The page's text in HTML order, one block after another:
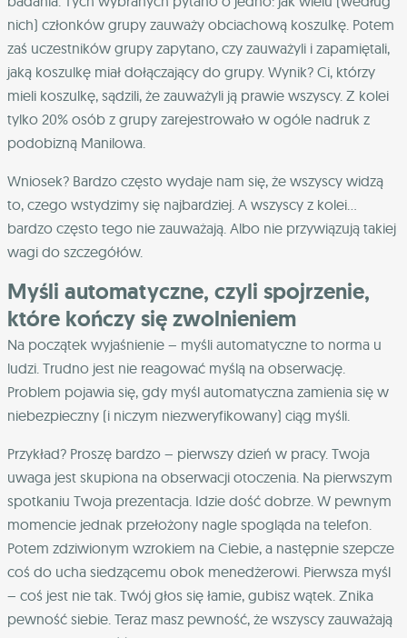
nich) członków grupy zauważy obciachową koszulkę. Potem
zaś uczestników grupy zapytano, czy zauważyli i zapamiętali,
jaką koszulkę miał dołączający do grupy. Wynik? Ci, którzy
mieli koszulkę, sądzili, że zauważyli ją prawie wszyscy. Z kolei
tylko 20% osób z grupy zarejestrowało w ogóle nadruk z
podobizną Manilowa.
Wniosek? Bardzo często wydaje nam się, że wszyscy widzą
to, czego wstydzimy się najbardziej. A wszyscy z kolei…
bardzo często tego nie zauważają. Albo nie przywiązują takiej
wagi do szczegółów.
Myśli automatyczne, czyli spojrzenie,
które kończy się zwolnieniem
Na początek wyjaśnienie – myśli automatyczne to norma u
ludzi. Trudno jest nie reagować myślą na obserwację.
Problem pojawia się, gdy myśl automatyczna zamienia się w
niebezpieczny (i niczym niezweryfikowany) ciąg myśli.
Przykład? Proszę bardzo – pierwszy dzień w pracy. Twoja
uwaga jest skupiona na obserwacji otoczenia. Na pierwszym
spotkaniu Twoja prezentacja. Idzie dość dobrze. W pewnym
momencie jednak przełożony nagle spogląda na telefon.
Potem zdziwionym wzrokiem na Ciebie, a następnie szepcze
coś do ucha siedzącemu obok menedżerowi. Pierwsza myśl
– coś jest nie tak. Twój głos się łamie, gubisz wątek. Znika
pewność siebie. Teraz masz pewność, że wszyscy zauważają